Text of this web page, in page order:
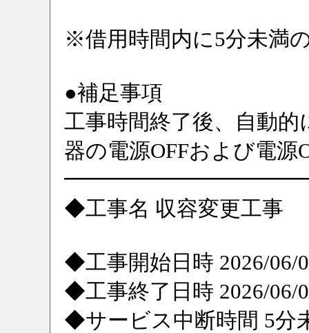
※借用時間内に5分未満
●補足事項
工事時間終了後、自動
器の電源OFFおよび電
◆工事名 収容変更工事
◆工事開始日時 2026/06/
◆工事終了日時 2026/06/
◆サービス中断時間 5分